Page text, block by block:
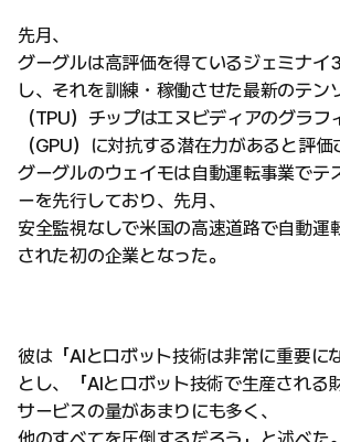
先月、
グーグルは高評価を得ているジェミナイ
し、それを訓練・稼働させた最新のテン
（TPU）チップはエヌビディアのグラフ
（GPU）に対抗する潜在力があると評価
グーグルのウェイモは自動運転事業でテ
ーを先行しており、先月、
安全監視なしで米国の高速道路で自動運
された初の企業となった。
彼は「AIとロボット技術は非常に重要に
とし、「AIとロボット技術で生産される
サービスの量があまりにも多く、